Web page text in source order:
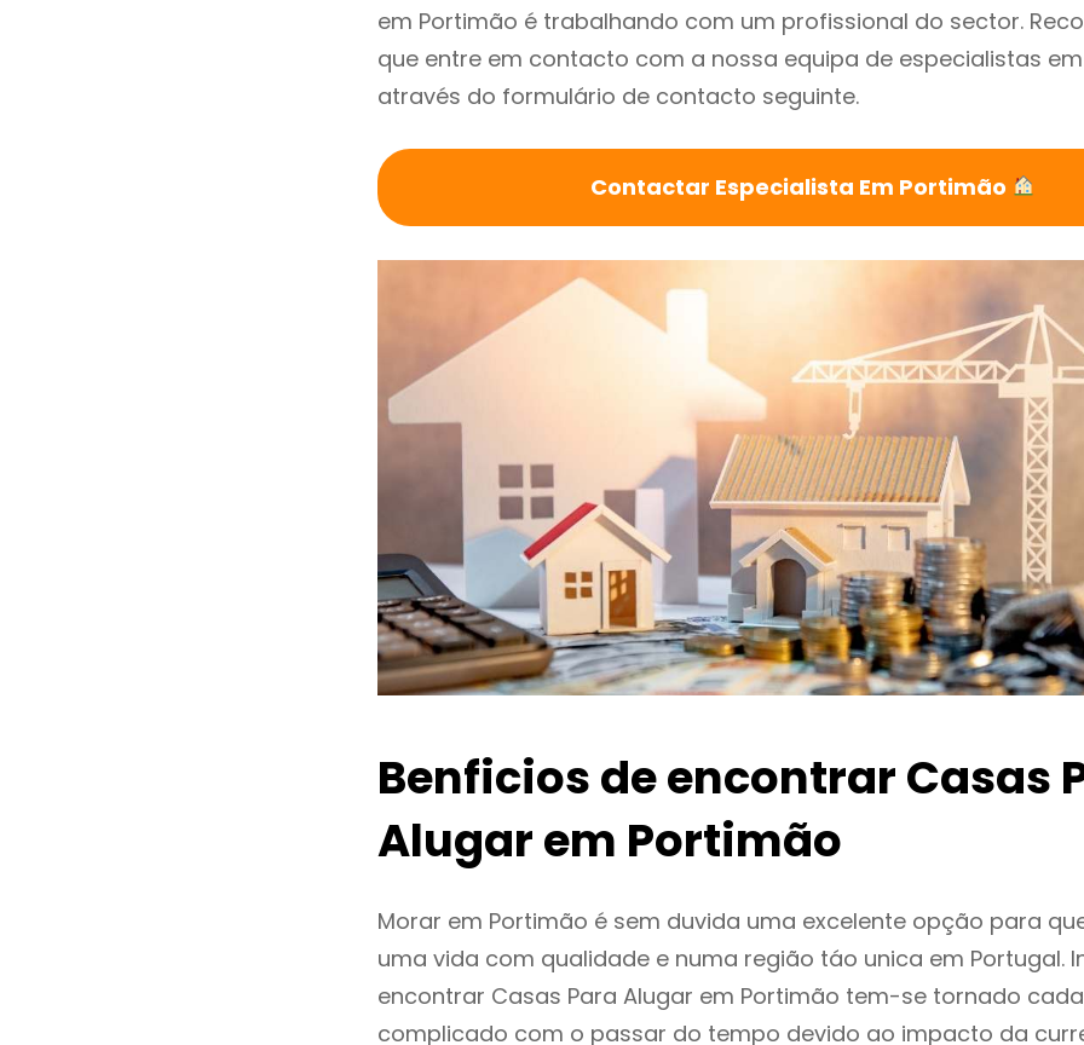
em Portimão é trabalhando com um profissional do sector.
que entre em contacto com a nossa equipa de especialistas
através do formulário de contacto seguinte.
Contactar Especialista Em Portimão
Benficios de encontrar Casas
Alugar em Portimão
Morar em Portimão é sem duvida uma excelente opção para
uma vida com qualidade e numa região táo unica em Portugal.
encontrar Casas Para Alugar em Portimão tem-se tornado
complicado com o passar do tempo devido ao impacto da